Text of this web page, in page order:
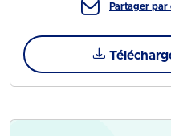
Partager par